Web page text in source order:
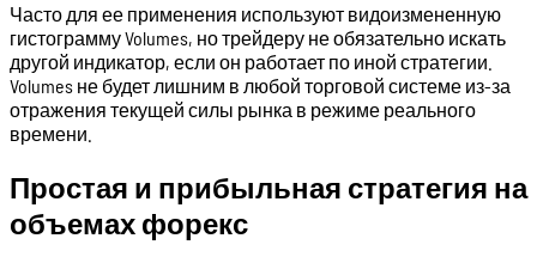
Часто для ее применения используют видоизмененную
гистограмму Volumes, но трейдеру не обязательно искать
другой индикатор, если он работает по иной стратегии.
Volumes не будет лишним в любой торговой системе из-за
отражения текущей силы рынка в режиме реального
времени.
Простая и прибыльная стратегия на
объемах форекс